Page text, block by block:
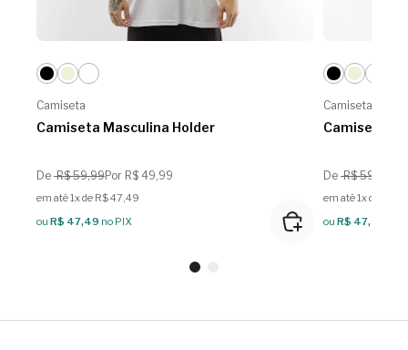
Camiseta
Camiseta Masculina Holder
De R$ 59,99Por R$ 49,99
em até 1x de R$ 47,49
ou R$ 47,49 no PIX
Camiseta
Camiseta
De R$ 59,99
em até 1x de R$
ou R$ 47,49